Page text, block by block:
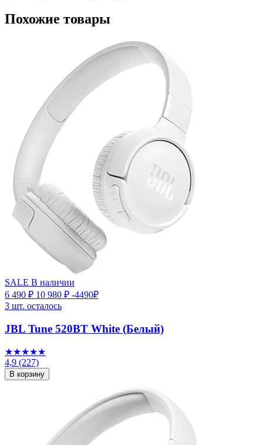
Похожие товары
SALE В наличии
6 490 ₽ 10 980 ₽ -4490₽
3 шт. осталось
JBL Tune 520BT White (Белый)
★★★★★
4,9 (227)
В корзину